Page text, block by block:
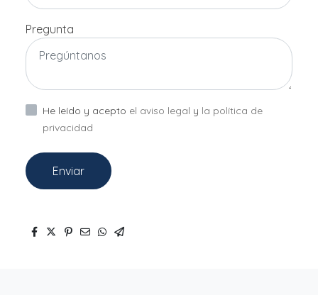
Pregunta
He leído y acepto el aviso legal y la política de
privacidad
Enviar